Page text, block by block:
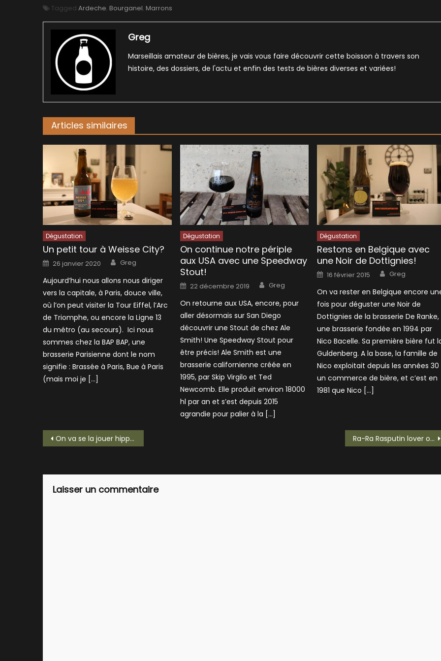
Tagged Ardeche, Bourganel, Marrons
Greg
Marseillais amateur de bières, je vais vous faire découvrir cette boisson à travers son
histoire, des dossiers, de l'actu et enfin des tests de bières diverses et variées!
Articles similaires
Dégustation
Un petit tour à Weisse City?
Posted
on
26 janvier 2020 Author
Greg
Aujourd’hui nous allons nous diriger
vers la capitale, à Paris, douce ville,
où l’on peut visiter la Tour Eiffel, l’Arc
de Triomphe, ou encore la Ligne 13
du métro (au secours). Ici nous
sommes chez la BAP BAP, une
brasserie Parisienne dont le nom
signifie : Brassée à Paris, Bue à Paris
(mais moi je […]
Dégustation
On continue notre périple
aux USA avec une Speedway
Stout!
Posted
on
22 décembre 2019 Author
Greg
On retourne aux USA, encore, pour
aller désormais sur San Diego
découvrir une Stout de chez Ale
Smith! Une Speedway Stout pour
être précis! Ale Smith est une
brasserie californienne créée en
1995, par Skip Virgilo et Ted
Newcomb. Elle produit environ 18000
hl par an et s’est depuis 2015
agrandie pour palier à la […]
Dégustation
Restons en Belgique avec
une Noir de Dottignies!
Posted
on
16 février 2015 Author
Greg
On va rester en Belgique encore
fois pour déguster une Noir de
Dottignies de la brasserie De Ranke,
une brasserie fondée en 1994 par
Nico Bacelle. Sa première bière fut
Guldenberg. A la base, la famille de
Nico exploitait depuis les années 30
un commerce de bière, et c’est en
1981 que Nico […]
Navigation
l’article
On va se la jouer hippie avec une Mongozo Quinua Ra-Ra Rasputin lover of the russian queen…
Laisser un commentaire